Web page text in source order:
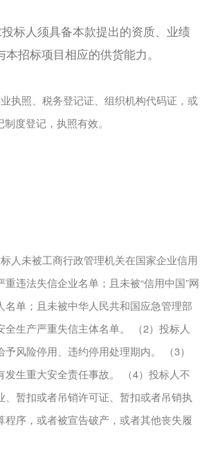
标人须具备本款提出的资质、业绩
招标项目相应的供货能力。
业执照、税务登记证、组织机构代码证，或
度登记，执照有效。
标人未被工商行政管理机关在国家企业信用
违法失信企业名单；且未被“信用中国”网
名单；且未被中华人民共和国应急管理部
生产严重失信主体名单。 （2）投标人
风险停用、违约停用处理期内。 （3）
发生重大安全责任事故。 （4）投标人不
、暂扣或者吊销许可证、暂扣或者吊销执
程序，或者被宣告破产，或者其他丧失履